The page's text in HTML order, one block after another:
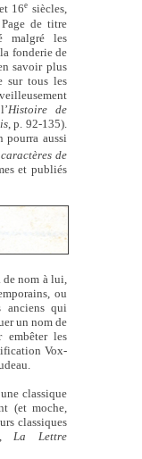
16e siècles,
de titre
malgré les
fonderie de
savoir plus
sur tous les
Histoire de
, p. 92-135).
pourra aussi
de
et publiés
de nom à lui,
ou
anciens qui
un nom de
embêter les
Vox-
classique
(et moche,
classiques
La Lettre